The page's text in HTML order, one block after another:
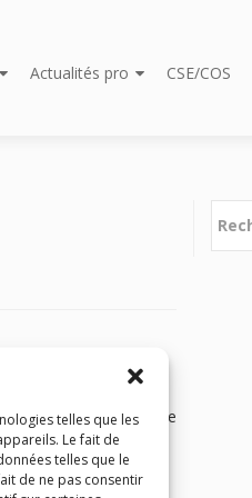
telles que les
Le fait de
telles que le
de ne pas consentir
Actualités pro CSE/COS
propres à la salle de